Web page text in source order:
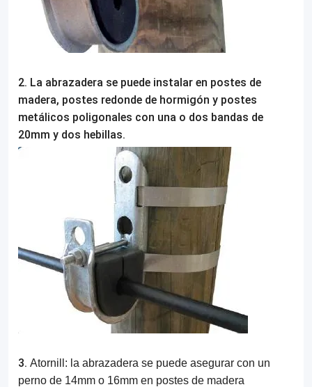
2. La abrazadera se puede instalar en postes de
madera, postes redonde de hormigón y postes
metálicos poligonales con una o dos bandas de
20mm y dos hebillas.
3. Atornill: la abrazadera se puede asegurar con un
perno de 14mm o 16mm en postes de madera